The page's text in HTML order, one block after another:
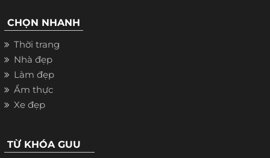
CHỌN NHANH
Thời trang
Nhà đẹp
Làm đẹp
Ẩm thực
Xe đẹp
TỪ KHÓA GUU